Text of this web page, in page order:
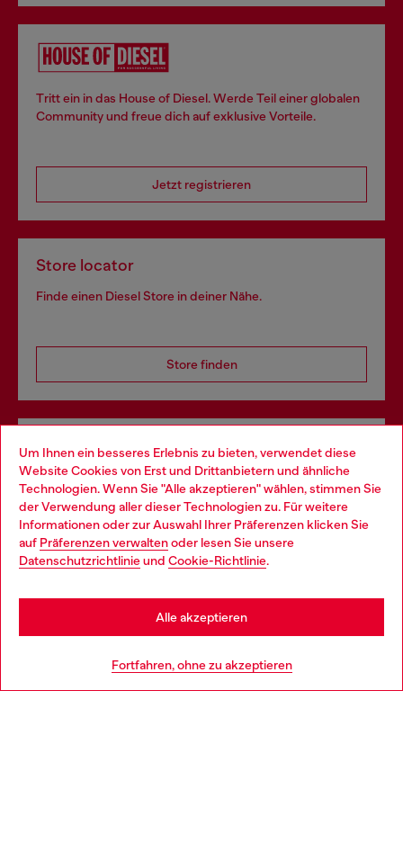
Um Ihnen ein besseres Erlebnis zu bieten, verwendet diese
Website Cookies von Erst und Drittanbietern und ähnliche
Technologien. Wenn Sie "Alle akzeptieren" wählen, stimmen Sie
der Verwendung aller dieser Technologien zu. Für weitere
Informationen oder zur Auswahl Ihrer Präferenzen klicken Sie
auf Präferenzen verwaltenoder lesen Sie unsere
Datenschutzrichtlinieund Cookie-Richtlinie.
Fortfahren, ohne zu akzeptieren
Alle akzeptieren
Tritt ein in das House of Diesel. Werde Teil einer globalen
Community und freue dich auf exklusive Vorteile.
Jetzt registrieren
Store locator
Finde einen Diesel Store in deiner Nähe.
Store finden
Omnichannel-Services
Entdecke unser gesamtes Service-Angebot, online und
im Store.
Mehr erfahren
Choose your location
You are currently browsing Deutschland website, but it seems
you may be based in United States